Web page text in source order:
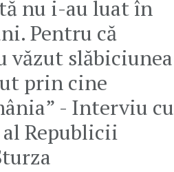
nu i-au luat în
Pentru că
văzut slăbiciunea
prin cine
- Interviu cu
Republicii